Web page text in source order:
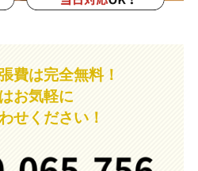
費は完全無料！
お気軽に
せください！